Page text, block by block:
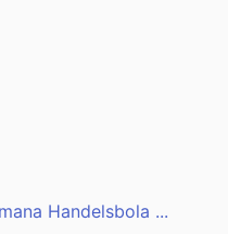
Handelsbola ...